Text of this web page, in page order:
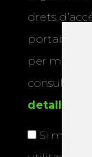
drets
per mitjans
consultar la
detallada
Si